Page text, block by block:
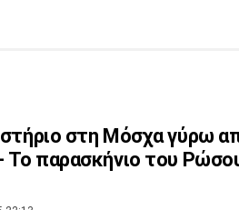
στη Μόσχα γύρω
παρασκήνιο του